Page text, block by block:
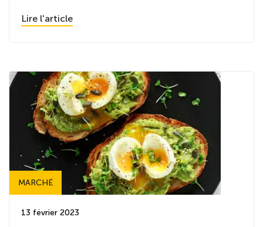
Lire l'article
MARCHÉ
13 février 2023